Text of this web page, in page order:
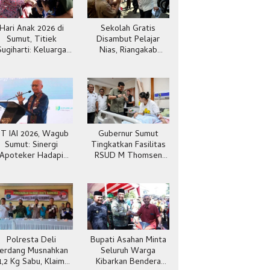
Anak 2026 di
Sumut, Titiek
Keluarga
Sekolah Gratis
Disambut Pelajar
Nias, Riangakab
IAI 2026, Wagub
Sumut: Sinergi
Apoteker Hadapi
Gubernur Sumut
Tingkatkan Fasilitas
RSUD M Thomsen
Polresta Deli
Musnahkan
Kg Sabu, Klaim
Bupati Asahan Minta
Seluruh Warga
Kibarkan Bendera